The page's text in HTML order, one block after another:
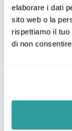
elaborare i dati
sito web o la
rispettiamo il
di non